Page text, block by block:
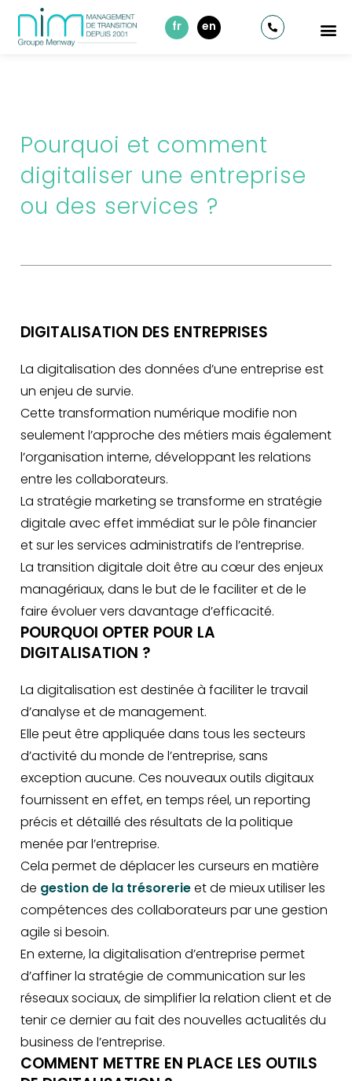
fr en
Pourquoi et comment
digitaliser une entreprise
ou des services ?
DIGITALISATION DES ENTREPRISES
La digitalisation des données d’une entreprise est
un enjeu de survie.
Cette transformation numérique modifie non
seulement l’approche des métiers mais également
l’organisation interne, développant les relations
entre les collaborateurs.
La stratégie marketing se transforme en stratégie
digitale avec effet immédiat sur le pôle financier
et sur les services administratifs de l’entreprise.
La transition digitale doit être au cœur des enjeux
managériaux, dans le but de le faciliter et de le
faire évoluer vers davantage d’efficacité.
POURQUOI OPTER POUR LA
DIGITALISATION ?
La digitalisation est destinée à faciliter le travail
d’analyse et de management.
Elle peut être appliquée dans tous les secteurs
d’activité du monde de l’entreprise, sans
exception aucune. Ces nouveaux outils digitaux
fournissent en effet, en temps réel, un reporting
précis et détaillé des résultats de la politique
menée par l’entreprise.
Cela permet de déplacer les curseurs en matière
de gestion de la trésorerieet de mieux utiliser les
compétences des collaborateurs par une gestion
agile si besoin.
En externe, la digitalisation d’entreprise permet
d’affiner la stratégie de communication sur les
réseaux sociaux, de simplifier la relation client et de
tenir ce dernier au fait des nouvelles actualités du
business de l’entreprise.
COMMENT METTRE EN PLACE LES OUTILS